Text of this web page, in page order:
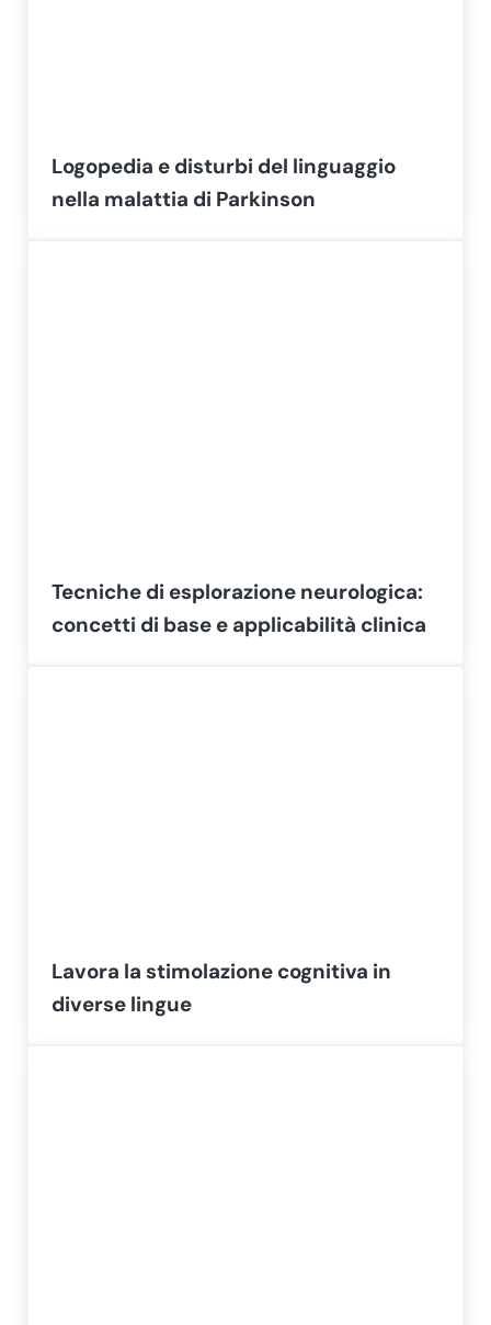
Logopedia e disturbi del linguaggio
nella malattia di Parkinson
Tecniche di esplorazione neurologica:
concetti di base e applicabilità clinica
Lavora la stimolazione cognitiva in
diverse lingue